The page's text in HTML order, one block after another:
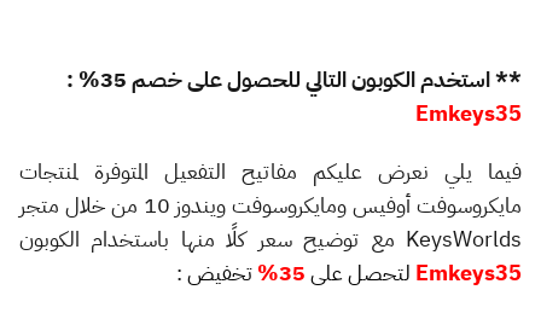
** استخدم الكوبون التالي للحصول على خصم 35% :
Emkeys35
فيما يلي نعرض عليكم مفاتيح التفعيل المتوفرة لمنتجات
مايكروسوفت أوفيس ومايكروسوفت ويندوز 10 من خلال متجر
KeysWorlds مع توضيح سعر كلًا منها باستخدام الكوبون
Emkeys35 لتحصل على تخفيض: